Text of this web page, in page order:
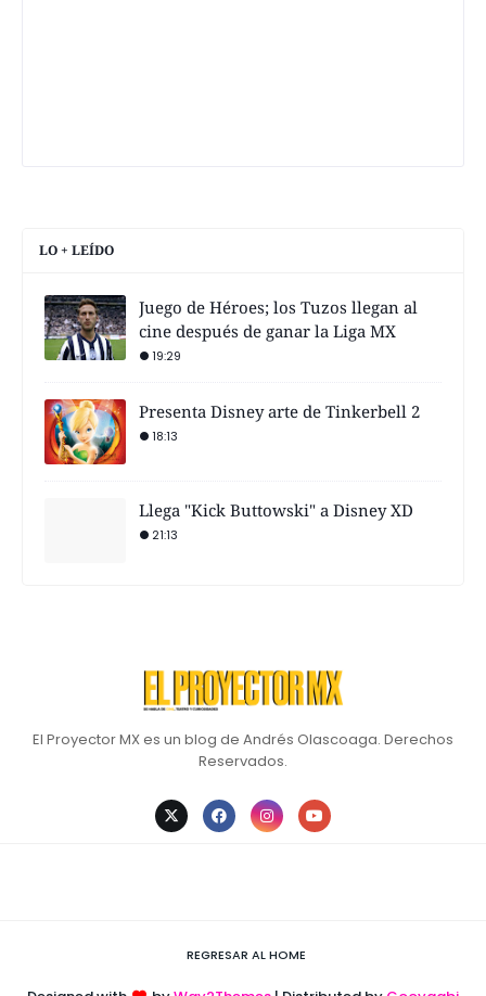
LO + LEÍDO
Juego de Héroes; los Tuzos llegan al
cine después de ganar la Liga MX
19:29
Presenta Disney arte de Tinkerbell 2
18:13
Llega "Kick Buttowski" a Disney XD
21:13
El Proyector MX es un blog de Andrés Olascoaga. Derechos
Reservados.
REGRESAR AL HOME